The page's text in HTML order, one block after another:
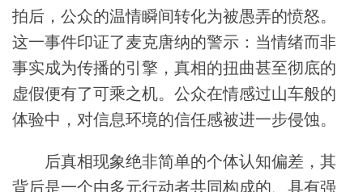
拍后，公众的温情瞬间转化为被愚弄的愤怒。
这一事件印证了麦克唐纳的警示：当情绪而非
事实成为传播的引擎，真相的扭曲甚至彻底的
虚假便有了可乘之机。公众在情感过山车般的
体验中，对信息环境的信任感被进一步侵蚀。
后真相现象绝非简单的个体认知偏差，其
背后是一个由多元行动者共同构成的、具有强